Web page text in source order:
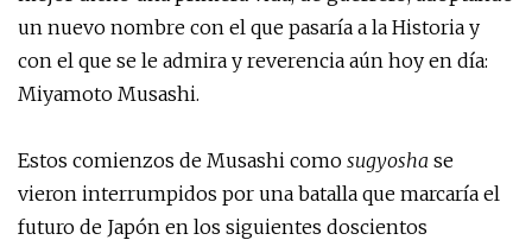
un nuevo nombre con el que pasaría a la Historia y
con el que se le admira y reverencia aún hoy en día:
Miyamoto Musashi.
Estos comienzos de Musashi como sugyosha se
vieron interrumpidos por una batalla que marcaría el
futuro de Japón en los siguientes doscientos